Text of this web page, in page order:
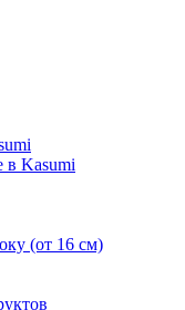
в Kasumi
(от 16 см)